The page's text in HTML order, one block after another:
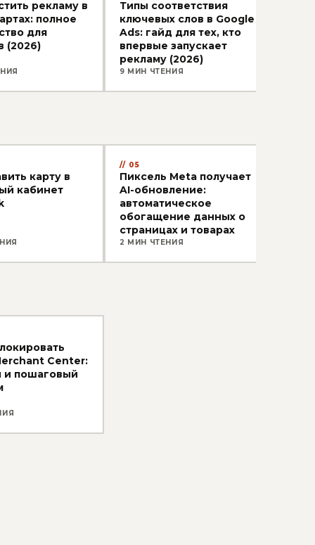
рекламу в
полное
для
(2026)
Типы соответствия
ключевых слов в Google
Ads: гайд для тех, кто
впервые запускает
рекламу (2026)
9 МИН ЧТЕНИЯ
карту в
кабинет
05
Пиксель Meta получает
AI-обновление:
автоматическое
обогащение данных о
страницах и товарах
2 МИН ЧТЕНИЯ
Center:
и пошаговый